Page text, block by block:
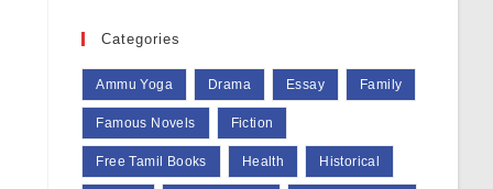
Categories
Ammu Yoga Drama Essay Family
Famous Novels Fiction
Free Tamil Books Health Historical